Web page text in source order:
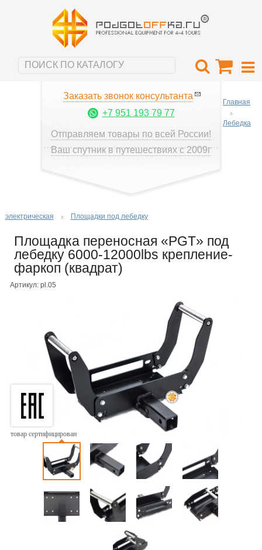
Заказать звонок консультанта
+7 951 193 79 77
Отправляем товары по всей России!
Ваш спутник в путешествиях с 2009г
Главная
Лебедка
электрическая Площадки под лебедку
Площадка переносная «PGT» под
лебедку 6000-12000lbs крепление-
фаркоп (квадрат)
Артикул: pl.05
товар сертифицирован